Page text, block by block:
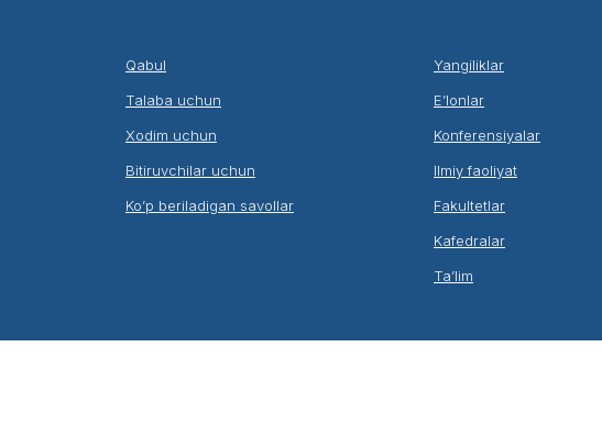
Qabul
Talaba uchun
Xodim uchun
Bitiruvchilar uchun
Ko’p beriladigan savollar
Yangiliklar
E’lonlar
Konferensiyalar
Ilmiy faoliyat
Fakultetlar
Kafedralar
Ta’lim